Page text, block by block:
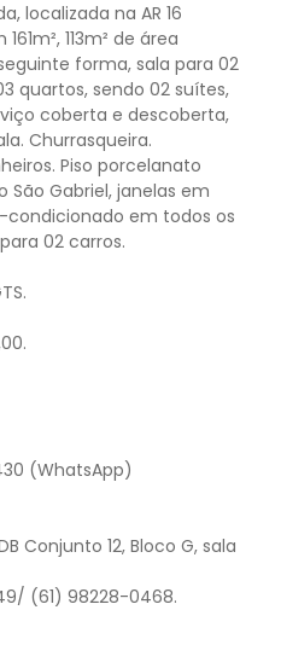
localizada na AR 16
113m² de área
forma, sala para 02
quartos, sendo 02 suítes,
coberta e descoberta,
Churrasqueira.
Piso porcelanato
Gabriel, janelas em
condicionado em todos os
02 carros.
(WhatsApp)
Conjunto 12, Bloco G, sala
(61) 98228-0468.